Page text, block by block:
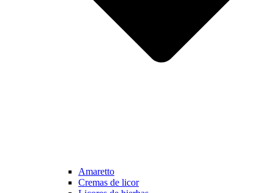
Amaretto
Cremas de licor